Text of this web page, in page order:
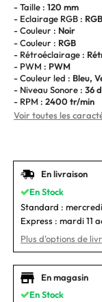
- Taille : 120 mm
- Eclairage RGB : RGB
- Couleur : Noir
- Couleur : RGB
- Rétroéclairage :
- PWM : PWM
- Couleur led : Bleu,
- Niveau Sonore : 36
- RPM : 2400 tr/min
Voir toutes les
En livraison
En Stock
Standard :
Express : mardi 11
Plus d'options de
En magasin
En Stock